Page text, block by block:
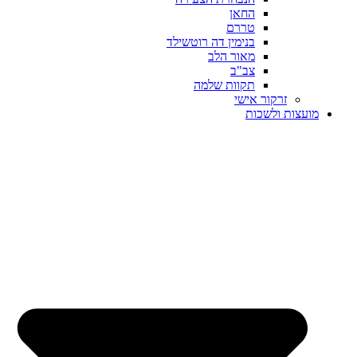
החאן
טררם
בנימין דה רוטשילד
מאור הלב
צב"ב
תקוות שלמה
זרקור אישי
מועצות ולשכות